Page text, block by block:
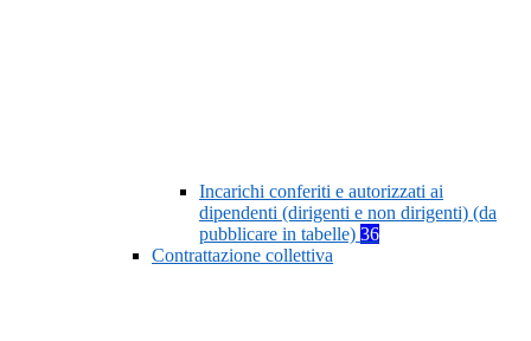
Incarichi conferiti e autorizzati ai
dipendenti (dirigenti e non dirigenti) (da
pubblicare in tabelle) 36
Contrattazione collettiva